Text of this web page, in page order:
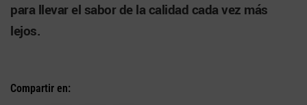
para llevar el sabor de la calidad cada vez más
lejos.
Compartir en: